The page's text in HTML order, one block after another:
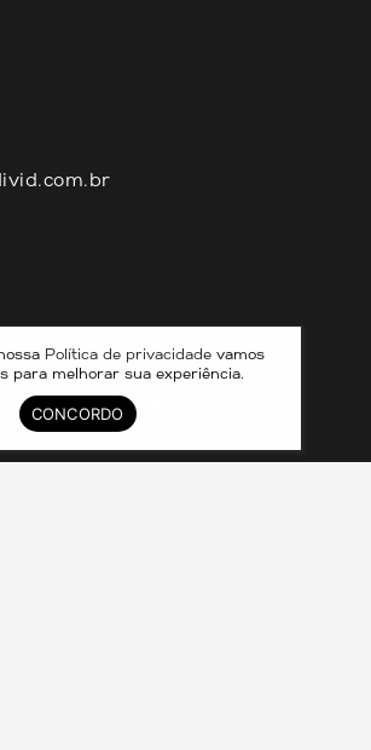
Nossas redes
Política de privacidade vamos
para melhorar sua experiência.
CONCORDO